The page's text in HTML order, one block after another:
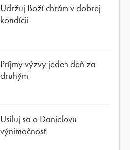
Udržuj Boží chrám v dobrej
kondícii
Príjmy výzvy jeden deň za
druhým
Usiluj sa o Danielovu
výnimočnosť